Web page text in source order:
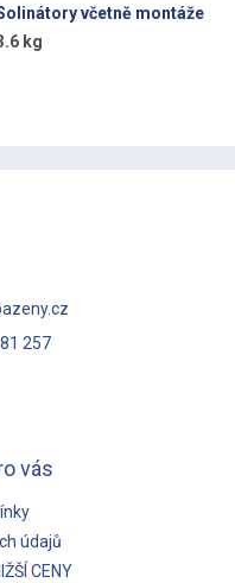
včetně montáže
kg
257
vás
údajů
CENY